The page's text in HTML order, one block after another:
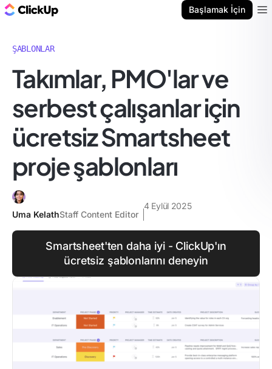
Başlamak İçin
ŞABLONLAR
Takımlar, PMO'lar ve
serbest çalışanlar için
ücretsiz Smartsheet
proje şablonları
Uma KelathStaff Content Editor
4 Eylül 2025
Smartsheet'ten daha iyi - ClickUp'ın
ücretsiz şablonlarını deneyin